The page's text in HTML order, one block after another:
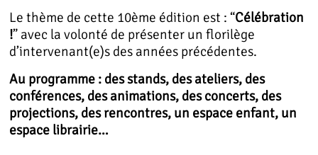
Le thème de cette 10ème édition est : “Célébration
!” avec la volonté de présenter un florilège
d’intervenant(e)s des années précédentes.
Au programme : des stands, des ateliers, des
conférences, des animations, des concerts, des
projections, des rencontres, un espace enfant, un
espace librairie…